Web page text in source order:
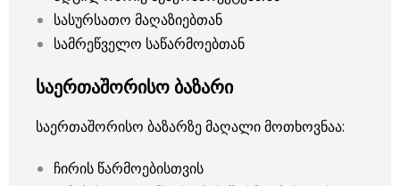
სასურსათო მაღაზიებთან
სამრეწველო საწარმოებთან
საერთაშორისო ბაზარი
საერთაშორისო ბაზარზე მაღალი მოთხოვნაა:
ჩირის წარმოებისთვის